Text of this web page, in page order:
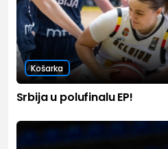
Košarka
Srbija u polufinalu EP!